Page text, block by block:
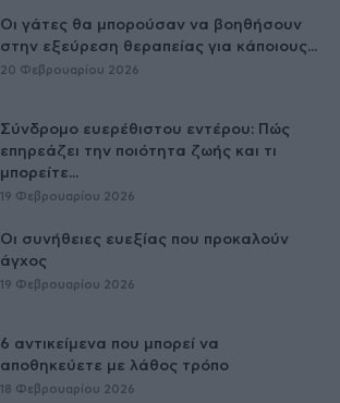
Οι γάτες θα μπορούσαν να βοηθήσουν
στην εξεύρεση θεραπείας για κάποιους...
20 Φεβρουαρίου 2026
Σύνδρομο ευερέθιστου εντέρου: Πώς
επηρεάζει την ποιότητα ζωής και τι
μπορείτε...
19 Φεβρουαρίου 2026
Οι συνήθειες ευεξίας που προκαλούν
άγχος
19 Φεβρουαρίου 2026
6 αντικείμενα που μπορεί να
αποθηκεύετε με λάθος τρόπο
18 Φεβρουαρίου 2026